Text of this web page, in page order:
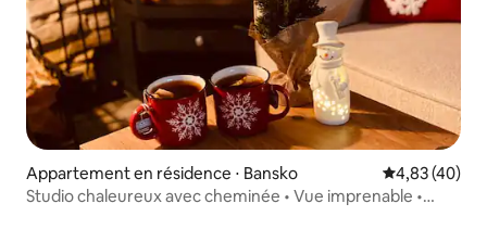
Appartement en résidence ⋅ Bansko Évaluation
4,83 (40)
Studio chaleureux avec cheminée • Vue imprenable •